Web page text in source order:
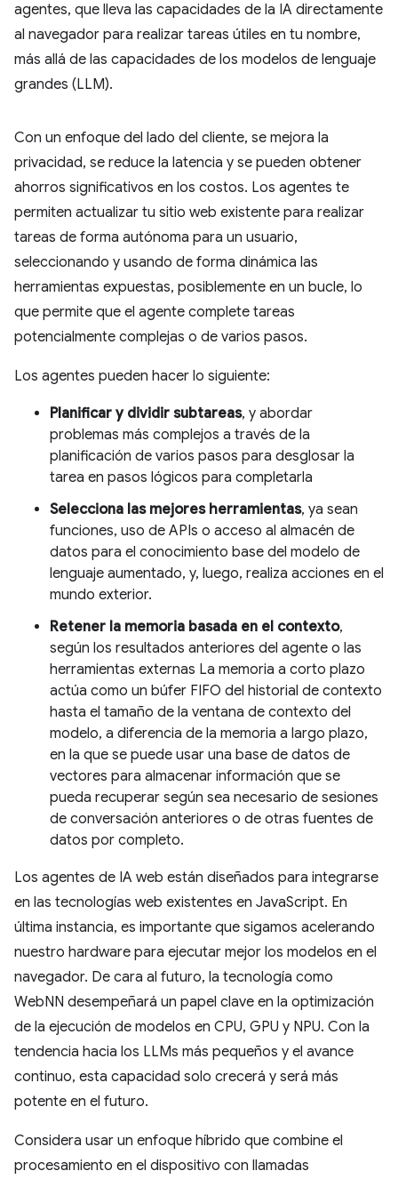
agentes, que lleva las capacidades de la IA directamente
al navegador para realizar tareas útiles en tu nombre,
más allá de las capacidades de los modelos de lenguaje
grandes (LLM).
Con un enfoque del lado del cliente, se mejora la
privacidad, se reduce la latencia y se pueden obtener
ahorros significativos en los costos. Los agentes te
permiten actualizar tu sitio web existente para realizar
tareas de forma autónoma para un usuario,
seleccionando y usando de forma dinámica las
herramientas expuestas, posiblemente en un bucle, lo
que permite que el agente complete tareas
potencialmente complejas o de varios pasos.
Los agentes pueden hacer lo siguiente:
Planificar y dividir subtareas, y abordar
problemas más complejos a través de la
planificación de varios pasos para desglosar la
tarea en pasos lógicos para completarla
Selecciona las mejores herramientas, ya sean
funciones, uso de APIs o acceso al almacén de
datos para el conocimiento base del modelo de
lenguaje aumentado, y, luego, realiza acciones en el
mundo exterior.
Retener la memoria basada en el contexto,
según los resultados anteriores del agente o las
herramientas externas La memoria a corto plazo
actúa como un búfer FIFO del historial de contexto
hasta el tamaño de la ventana de contexto del
modelo, a diferencia de la memoria a largo plazo,
en la que se puede usar una base de datos de
vectores para almacenar información que se
pueda recuperar según sea necesario de sesiones
de conversación anteriores o de otras fuentes de
datos por completo.
Los agentes de IA web están diseñados para integrarse
en las tecnologías web existentes en JavaScript. En
última instancia, es importante que sigamos acelerando
nuestro hardware para ejecutar mejor los modelos en el
navegador. De cara al futuro, la tecnología como
WebNN desempeñará un papel clave en la optimización
de la ejecución de modelos en CPU, GPU y NPU. Con la
tendencia hacia los LLMs más pequeños y el avance
continuo, esta capacidad solo crecerá y será más
potente en el futuro.
Considera usar un enfoque híbrido que combine el
procesamiento en el dispositivo con llamadas